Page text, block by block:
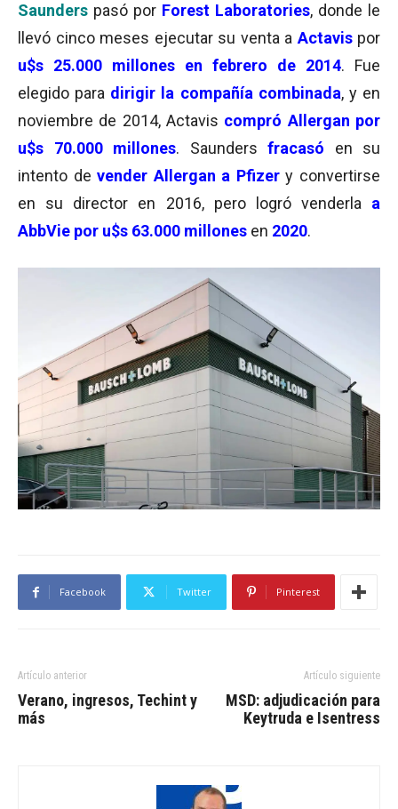
Saunders pasó por Forest Laboratories, donde le
llevó cinco meses ejecutar su venta a Actavis por
u$s 25.000 millones en febrero de 2014. Fue
elegido para dirigir la compañía combinada, y en
noviembre de 2014, Actavis compró Allergan por
u$s 70.000 millones. Saunders fracasó en su
intento devender Allergan a Pfizer y convertirse
en su director en 2016, pero logró venderla a
AbbVie por u$s 63.000 millones en 2020.
Facebook Twitter Pinterest
Artículo anterior
Verano, ingresos, Techint y
más
Artículo siguiente
MSD: adjudicación para
Keytruda e Isentress